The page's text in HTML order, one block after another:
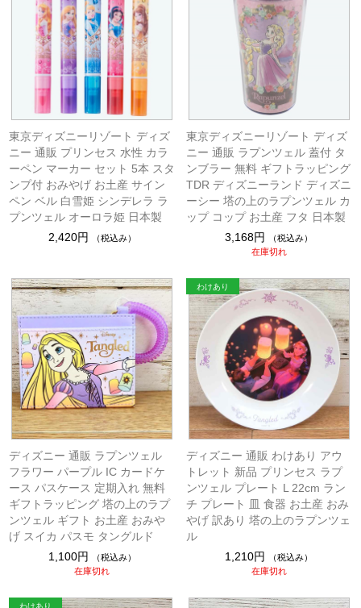
東京ディズニーリゾート ディズ
ニー 通販 プリンセス 水性 カラ
ーペン マーカー セット 5本 スタ
ンプ付 おみやげ お土産 サイン
ペン ベル 白雪姫 シンデレラ ラ
プンツェル オーロラ姫 日本製
2,420円
（税込み）
東京ディズニーリゾート ディズ
ニー 通販 ラプンツェル 蓋付 タ
ンブラー 無料 ギフトラッピング
TDR ディズニーランド ディズニ
ーシー 塔の上のラプンツェル カ
ップ コップ お土産 フタ 日本製
3,168円
（税込み）
在庫切れ
ディズニー 通販 ラプンツェル
フラワー パープル IC カードケ
ース パスケース 定期入れ 無料
ギフトラッピング 塔の上のラプ
ンツェル ギフト お土産 おみや
げ スイカ パスモ タングルド
1,100円
（税込み）
在庫切れ
ディズニー 通販 わけあり アウ
トレット 新品 プリンセス ラプ
ンツェル プレート L 22cm ラン
チ プレート 皿 食器 お土産 おみ
やげ 訳あり 塔の上のラプンツェ
ル
1,210円
（税込み）
在庫切れ